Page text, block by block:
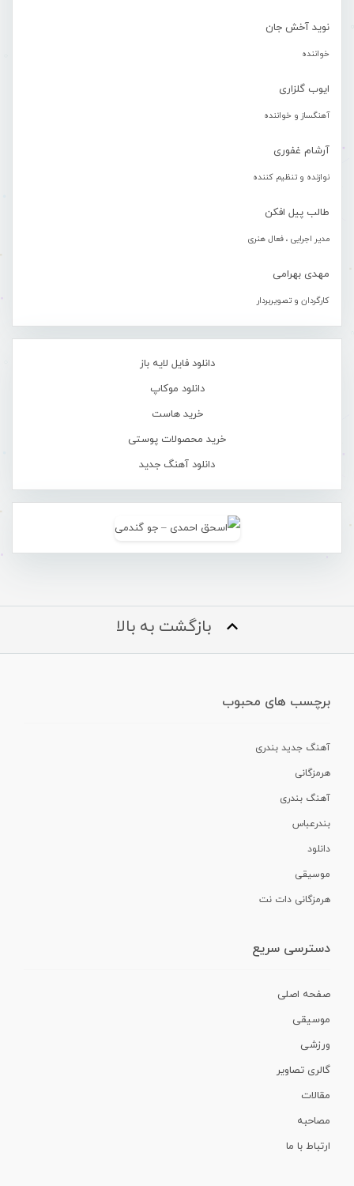
نوید آخش جان
خواننده
ایوب گلزاری
آهنگساز و خواننده
آرشام غفوری
نوازنده و تنظیم کننده
طالب پیل افکن
مدیر اجرایی ، فعال هنری
مهدی بهرامی
کارگردان و تصویربردار
دانلود فایل لایه باز
دانلود موکاپ
خرید هاست
خرید محصولات پوستی
دانلود آهنگ جدید
بازگشت به بالا
برچسب های محبوب
آهنگ جدید بندری
هرمزگانی
آهنگ بندری
بندرعباس
دانلود
موسیقی
هرمزگانی دات نت
دسترسی سریع
صفحه اصلی
موسیقی
ورزشی
گالری تصاویر
مقالات
مصاحبه
ارتباط با ما